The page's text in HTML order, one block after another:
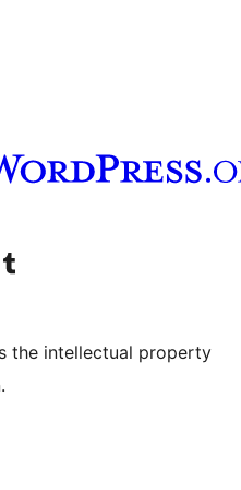
kanaal
Bezoek ons Tumblr account
the intellectual property